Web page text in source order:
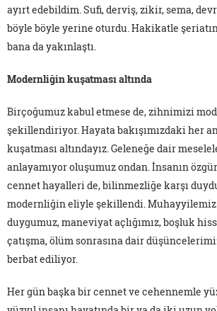
ayırt edebildim. Sufi, derviş, zikir, sema,
böyle böyle yerine oturdu. Hakikatle
bana da yakınlaştı.
Modernliğin kuşatması altında
Birçoğumuz kabul etmese de, zihnimizi
şekillendiriyor. Hayata bakışımızdaki her
kuşatması altındayız. Geleneğe dair
anlayamıyor oluşumuz ondan. İnsanın
cennet hayalleri de, bilinmezliğe karşı
modernliğin eliyle şekillendi.
duygumuz, maneviyat açlığımız, boşluk
çatışma, ölüm sonrasına dair
berbat ediliyor.
Her gün başka bir cennet ve cehennemle